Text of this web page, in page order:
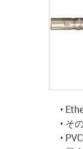
•
• そ
•